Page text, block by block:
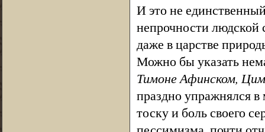
И это не
непрочности людской
даже в царстве
Можно бы указать
Тимоне Афинском,
праздно упражнялся
тоску и боль своего